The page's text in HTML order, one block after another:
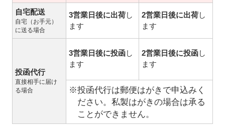
自宅配送
自宅（お手元）
に送る場合
3営業日後に出荷し
ます
2営業日後に出荷し
ます
投函代行
直接相手に届け
る場合
3営業日後に投函し
ます
2営業日後に投函し
ます
※投函代行は郵便はがきで申込みく
ださい。私製はがきの場合は承る
ことができません。